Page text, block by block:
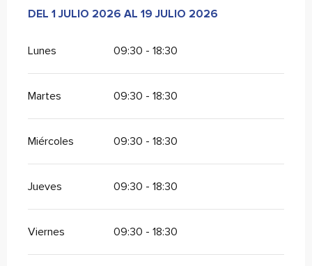
DEL 1 JULIO 2026 AL 19 JULIO 2026
DEL 1 JULIO 2026 AL 19 JULIO 2026
Lunes 09:30 - 18:30
Martes 09:30 - 18:30
Miércoles 09:30 - 18:30
Jueves 09:30 - 18:30
Viernes 09:30 - 18:30